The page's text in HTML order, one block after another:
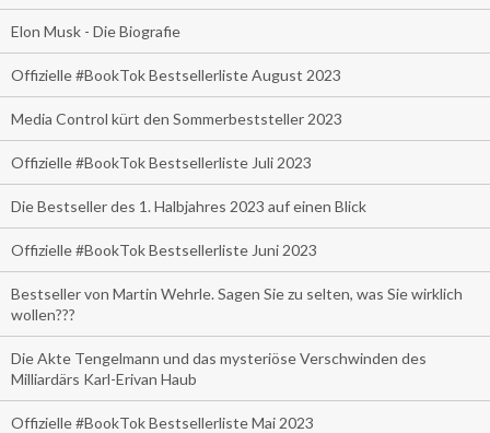
Elon Musk - Die Biografie
Offizielle #BookTok Bestsellerliste August 2023
Media Control kürt den Sommerbeststeller 2023
Offizielle #BookTok Bestsellerliste Juli 2023
Die Bestseller des 1. Halbjahres 2023 auf einen Blick
Offizielle #BookTok Bestsellerliste Juni 2023
Bestseller von Martin Wehrle. Sagen Sie zu selten, was Sie wirklich
wollen???
Die Akte Tengelmann und das mysteriöse Verschwinden des
Milliardärs Karl-Erivan Haub
Offizielle #BookTok Bestsellerliste Mai 2023